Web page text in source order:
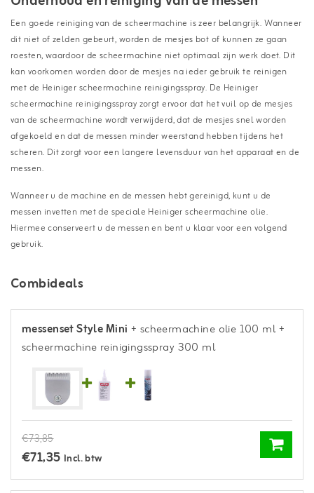
Een goede reiniging van de scheermachine is zeer belangrijk. Wanneer
dit niet of zelden gebeurt, worden de mesjes bot of kunnen ze gaan
roesten, waardoor de scheermachine niet optimaal zijn werk doet. Dit
kan voorkomen worden door de mesjes na ieder gebruik te reinigen
met de Heiniger scheermachine reinigingsspray. De Heiniger
scheermachine reinigingsspray zorgt ervoor dat het vuil op de mesjes
van de scheermachine wordt verwijderd, dat de mesjes snel worden
afgekoeld en dat de messen minder weerstand hebben tijdens het
scheren. Dit zorgt voor een langere levensduur van het apparaat en de
messen.
Wanneer u de machine en de messen hebt gereinigd, kunt u de
messen invetten met de speciale Heiniger scheermachine olie.
Hiermee conserveert u de messen en bent u klaar voor een volgend
gebruik.
Combideals
messenset Style Mini + scheermachine olie 100 ml+
scheermachine reinigingsspray 300 ml
€73,85
€71,35 Incl. btw